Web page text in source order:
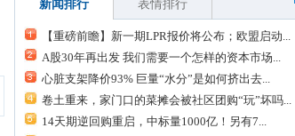
新闻排行 表情排行
【重磅前瞻】新一期LPR报价将公布；欧盟启动...
A股30年再出发 我们需要一个怎样的资本市场...
心脏支架降价93% 巨量“水分”是如何挤出去...
卷土重来，家门口的菜摊会被社区团购“玩”坏吗...
14天期逆回购重启，中标量1000亿！另有7...